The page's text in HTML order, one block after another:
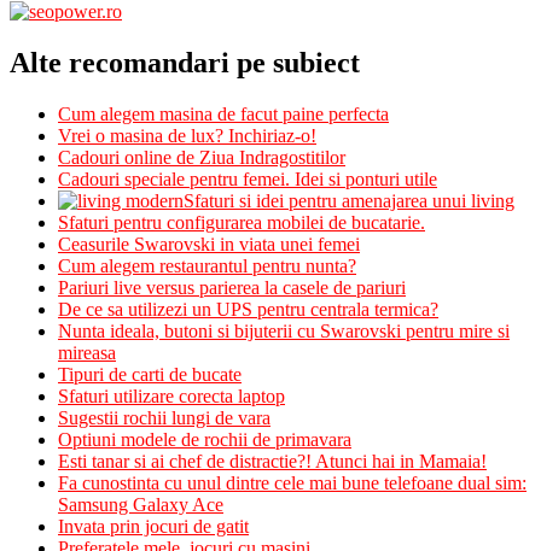
Alte recomandari pe subiect
Cum alegem masina de facut paine perfecta
Vrei o masina de lux? Inchiriaz-o!
Cadouri online de Ziua Indragostitilor
Cadouri speciale pentru femei. Idei si ponturi utile
Sfaturi si idei pentru amenajarea unui living
Sfaturi pentru configurarea mobilei de bucatarie.
Ceasurile Swarovski in viata unei femei
Cum alegem restaurantul pentru nunta?
Pariuri live versus parierea la casele de pariuri
De ce sa utilizezi un UPS pentru centrala termica?
Nunta ideala, butoni si bijuterii cu Swarovski pentru mire si
mireasa
Tipuri de carti de bucate
Sfaturi utilizare corecta laptop
Sugestii rochii lungi de vara
Optiuni modele de rochii de primavara
Esti tanar si ai chef de distractie?! Atunci hai in Mamaia!
Fa cunostinta cu unul dintre cele mai bune telefoane dual sim:
Samsung Galaxy Ace
Invata prin jocuri de gatit